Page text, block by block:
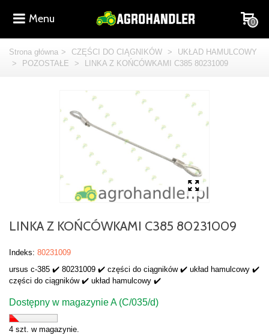
Menu 0
Strona główna > CZĘŚCI DO CIĄGNIKÓW >
UKŁAD HAMULCOWY
>
POZOSTAŁE > LINKA Z KOŃCÓWKAMI C385 80231009
LINKA Z KOŃCÓWKAMI C385 80231009
Indeks: 80231009
ursus c-385 ✔️ 80231009 ✔️ części do ciągników ✔️ układ hamulcowy ✔️
części do ciągników ✔️ układ hamulcowy ✔️
Dostępny w magazynie A (C/035/d)
4 szt. w magazynie.